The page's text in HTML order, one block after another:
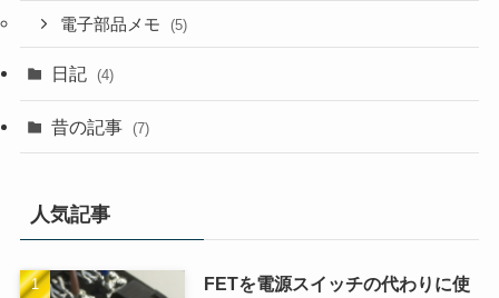
電子部品メモ (5)
日記 (4)
昔の記事 (7)
人気記事
FETを電源スイッチの代わりに使